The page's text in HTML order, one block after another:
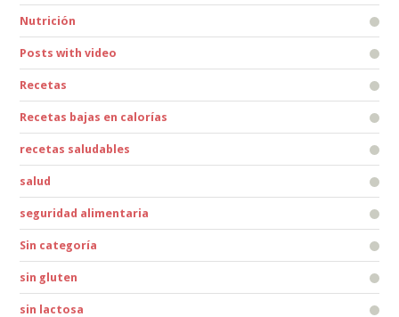
Nutrición
Posts with video
Recetas
Recetas bajas en calorías
recetas saludables
salud
seguridad alimentaria
Sin categoría
sin gluten
sin lactosa